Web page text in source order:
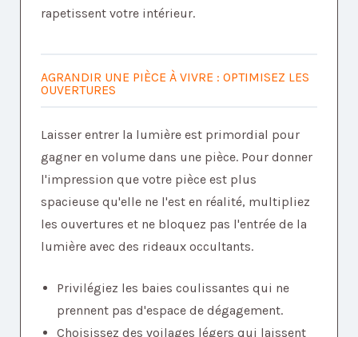
rapetissent votre intérieur.
AGRANDIR UNE PIÈCE À VIVRE : OPTIMISEZ LES
OUVERTURES
Laisser entrer la lumière est primordial pour
gagner en volume dans une pièce. Pour donner
l'impression que votre pièce est plus
spacieuse qu'elle ne l'est en réalité, multipliez
les ouvertures et ne bloquez pas l'entrée de la
lumière avec des rideaux occultants.
Privilégiez les baies coulissantes qui ne
prennent pas d'espace de dégagement.
Choisissez des voilages légers qui laissent